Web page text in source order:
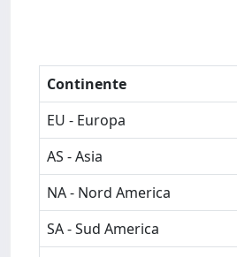
Continente
EU - Europa
AS - Asia
NA - Nord America
SA - Sud America